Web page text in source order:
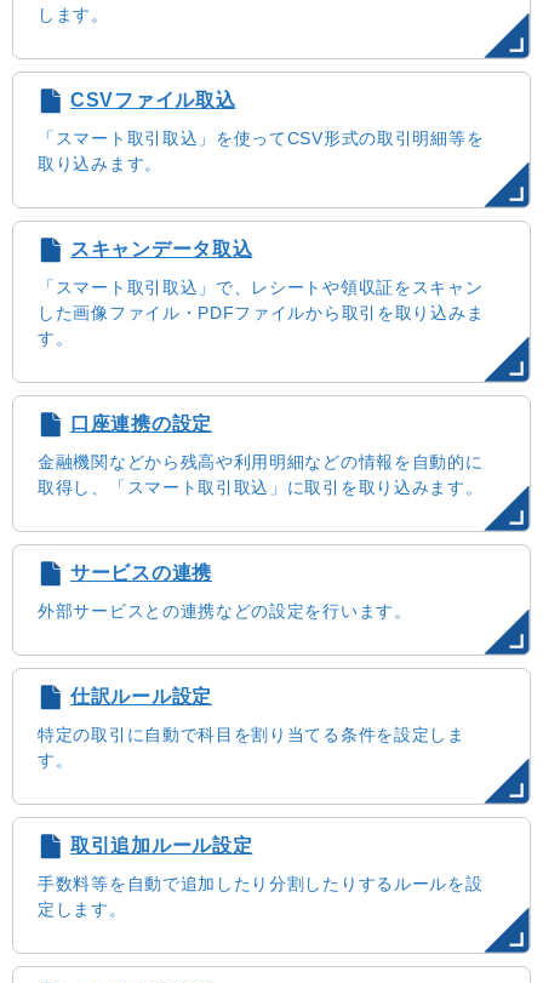
します。
CSVファイル取込
「スマート取引取込」を使ってCSV形式の取引明細等を
取り込みます。
スキャンデータ取込
「スマート取引取込」で、レシートや領収証をスキャン
した画像ファイル・PDFファイルから取引を取り込みま
す。
口座連携の設定
金融機関などから残高や利用明細などの情報を自動的に
取得し、「スマート取引取込」に取引を取り込みます。
サービスの連携
外部サービスとの連携などの設定を行います。
仕訳ルール設定
特定の取引に自動で科目を割り当てる条件を設定しま
す。
取引追加ルール設定
手数料等を自動で追加したり分割したりするルールを設
定します。